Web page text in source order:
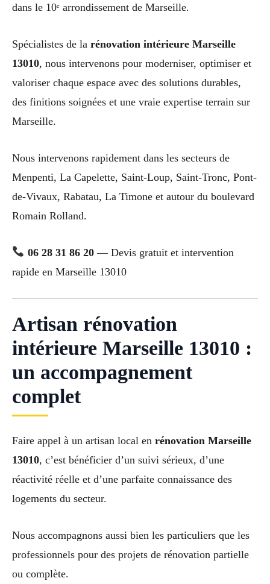
dans le 10ᵉ arrondissement de Marseille.
Spécialistes de la rénovation intérieure Marseille
13010, nous intervenons pour moderniser, optimiser et
valoriser chaque espace avec des solutions durables,
des finitions soignées et une vraie expertise terrain sur
Marseille.
Nous intervenons rapidement dans les secteurs de
Menpenti, La Capelette, Saint-Loup, Saint-Tronc, Pont-
de-Vivaux, Rabatau, La Timone et autour du boulevard
Romain Rolland.
06 28 31 86 20— Devis gratuit et intervention
rapide en Marseille 13010
Artisan rénovation
intérieure Marseille 13010 :
un accompagnement
complet
Faire appel à un artisan local en rénovation Marseille
13010, c’est bénéficier d’un suivi sérieux, d’une
réactivité réelle et d’une parfaite connaissance des
logements du secteur.
Nous accompagnons aussi bien les particuliers que les
professionnels pour des projets de rénovation partielle
ou complète.